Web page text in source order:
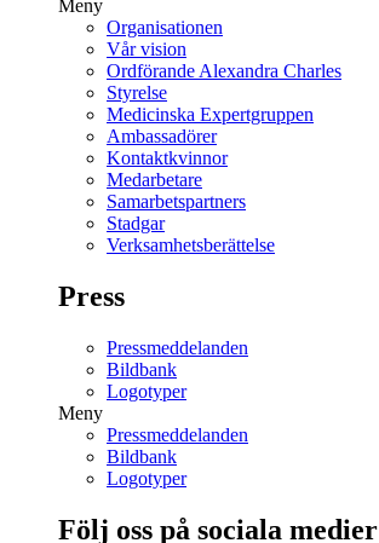
Meny
Organisationen
Vår vision
Ordförande Alexandra Charles
Styrelse
Medicinska Expertgruppen
Ambassadörer
Kontaktkvinnor
Medarbetare
Samarbetspartners
Stadgar
Verksamhetsberättelse
Press
Pressmeddelanden
Bildbank
Logotyper
Meny
Pressmeddelanden
Bildbank
Logotyper
Följ oss på sociala medier